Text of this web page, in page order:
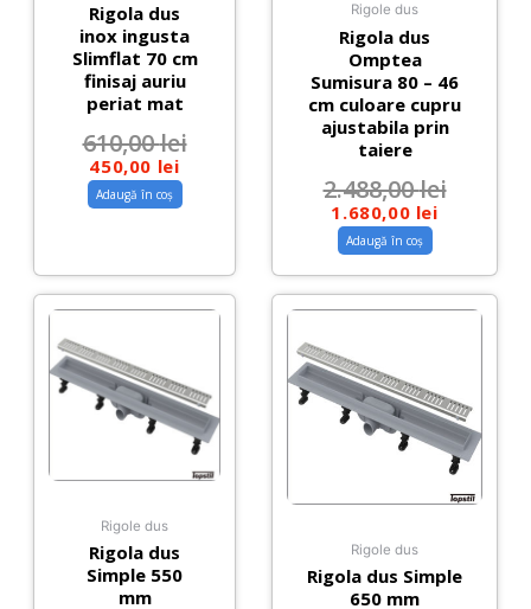
Rigola dus
inox ingusta
Slimflat 70 cm
finisaj auriu
periat mat
610,00lei
450,00 lei
Adaugă în coș
Rigole dus
Rigola dus
Omptea
Sumisura 80 – 46
cm culoare cupru
ajustabila prin
taiere
2.488,00lei
1.680,00 lei
Adaugă în coș
Rigole dus
Rigola dus
Simple 550
mm
Rigole dus
Rigola dus Simple
650 mm